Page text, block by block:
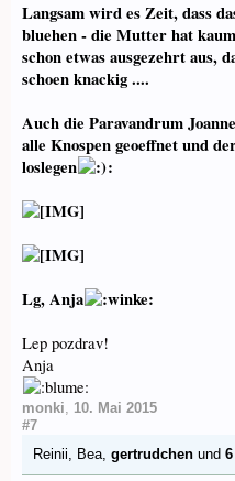
Langsam wird es Zeit, dass
bluehen - die Mutter hat
schon etwas ausgezehrt aus,
schoen knackig ....
Auch die Paravandrum
alle Knospen geoeffnet und
loslegen
:
Lg, Anja
Lep pozdrav!
Anja
monki, 10. Mai 2015
#7
Reinii, Bea, gertrudchen und